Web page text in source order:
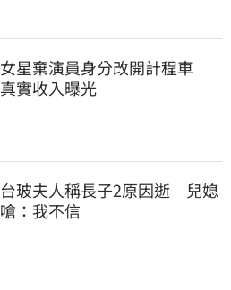
女星棄演員身分改開計程車
真實收入曝光
台玻夫人稱長子2原因逝　兒媳
嗆：我不信